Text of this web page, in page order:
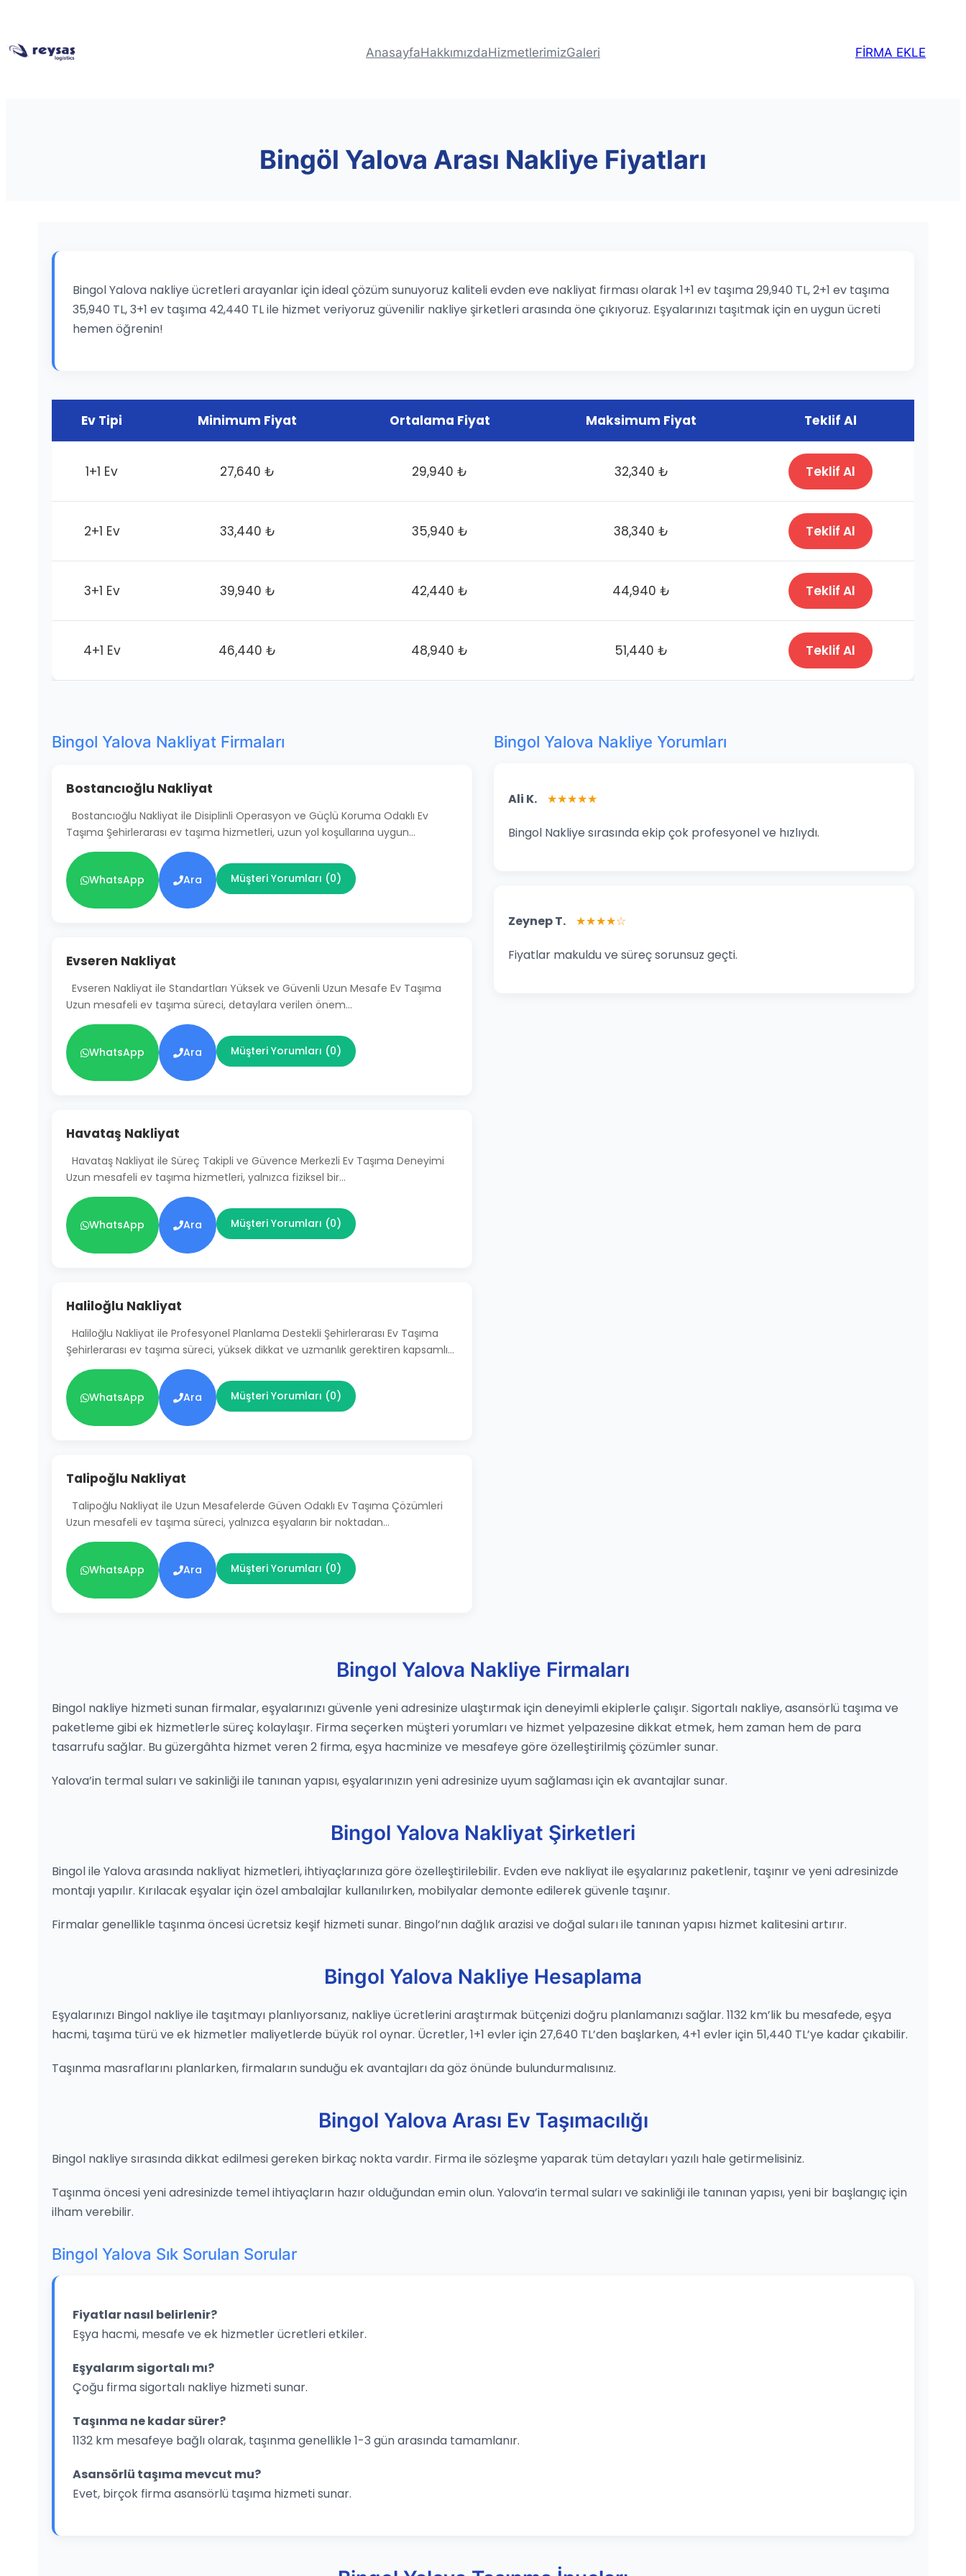
AnasayfaHakkımızdaHizmetlerimizGaleri FİRMA EKLE
Bingöl Yalova Arası Nakliye Fiyatları
Bingol Yalova nakliye ücretleri arayanlar için ideal çözüm sunuyoruz kaliteli evden eve nakliyat firması olarak 1+1 ev taşıma 29,940 TL, 2+1 ev taşıma
35,940 TL, 3+1 ev taşıma 42,440 TL ile hizmet veriyoruz güvenilir nakliye şirketleri arasında öne çıkıyoruz. Eşyalarınızı taşıtmak için en uygun ücreti
hemen öğrenin!
Ev Tipi Minimum Fiyat Ortalama Fiyat Maksimum Fiyat Teklif Al
1+1 Ev 27,640 ₺ 29,940 ₺ 32,340 ₺ Teklif Al
2+1 Ev 33,440 ₺ 35,940 ₺ 38,340 ₺ Teklif Al
3+1 Ev 39,940 ₺ 42,440 ₺ 44,940 ₺ Teklif Al
4+1 Ev 46,440 ₺ 48,940 ₺ 51,440 ₺ Teklif Al
Bingol Yalova Nakliyat Firmaları
Bostancıoğlu Nakliyat
Bostancıoğlu Nakliyat ile Disiplinli Operasyon ve Güçlü Koruma Odaklı Ev
Taşıma Şehirlerarası ev taşıma hizmetleri, uzun yol koşullarına uygun…
WhatsApp Ara Müşteri Yorumları (0)
Evseren Nakliyat
Evseren Nakliyat ile Standartları Yüksek ve Güvenli Uzun Mesafe Ev Taşıma
Uzun mesafeli ev taşıma süreci, detaylara verilen önem…
WhatsApp Ara Müşteri Yorumları (0)
Havataş Nakliyat
Havataş Nakliyat ile Süreç Takipli ve Güvence Merkezli Ev Taşıma Deneyimi
Uzun mesafeli ev taşıma hizmetleri, yalnızca fiziksel bir…
WhatsApp Ara Müşteri Yorumları (0)
Haliloğlu Nakliyat
Haliloğlu Nakliyat ile Profesyonel Planlama Destekli Şehirlerarası Ev Taşıma
Şehirlerarası ev taşıma süreci, yüksek dikkat ve uzmanlık gerektiren kapsamlı…
WhatsApp Ara Müşteri Yorumları (0)
Talipoğlu Nakliyat
Talipoğlu Nakliyat ile Uzun Mesafelerde Güven Odaklı Ev Taşıma Çözümleri
Uzun mesafeli ev taşıma süreci, yalnızca eşyaların bir noktadan…
WhatsApp Ara Müşteri Yorumları (0)
Bingol Yalova Nakliye Yorumları
Ali K. ★★★★★
Bingol Nakliye sırasında ekip çok profesyonel ve hızlıydı.
Zeynep T. ★★★★☆
Fiyatlar makuldu ve süreç sorunsuz geçti.
Bingol Yalova Nakliye Firmaları
Bingol nakliye hizmeti sunan firmalar, eşyalarınızı güvenle yeni adresinize ulaştırmak için deneyimli ekiplerle çalışır. Sigortalı nakliye, asansörlü taşıma ve
paketleme gibi ek hizmetlerle süreç kolaylaşır. Firma seçerken müşteri yorumları ve hizmet yelpazesine dikkat etmek, hem zaman hem de para
tasarrufu sağlar. Bu güzergâhta hizmet veren 2 firma, eşya hacminize ve mesafeye göre özelleştirilmiş çözümler sunar.
Yalova’in termal suları ve sakinliği ile tanınan yapısı, eşyalarınızın yeni adresinize uyum sağlaması için ek avantajlar sunar.
Bingol Yalova Nakliyat Şirketleri
Bingol ile Yalova arasında nakliyat hizmetleri, ihtiyaçlarınıza göre özelleştirilebilir. Evden eve nakliyat ile eşyalarınız paketlenir, taşınır ve yeni adresinizde
montajı yapılır. Kırılacak eşyalar için özel ambalajlar kullanılırken, mobilyalar demonte edilerek güvenle taşınır.
Firmalar genellikle taşınma öncesi ücretsiz keşif hizmeti sunar. Bingol’nın dağlık arazisi ve doğal suları ile tanınan yapısı hizmet kalitesini artırır.
Bingol Yalova Nakliye Hesaplama
Eşyalarınızı Bingol nakliye ile taşıtmayı planlıyorsanız, nakliye ücretlerini araştırmak bütçenizi doğru planlamanızı sağlar. 1132 km’lik bu mesafede, eşya
hacmi, taşıma türü ve ek hizmetler maliyetlerde büyük rol oynar. Ücretler, 1+1 evler için 27,640 TL’den başlarken, 4+1 evler için 51,440 TL’ye kadar çıkabilir.
Taşınma masraflarını planlarken, firmaların sunduğu ek avantajları da göz önünde bulundurmalısınız.
Bingol Yalova Arası Ev Taşımacılığı
Bingol nakliye sırasında dikkat edilmesi gereken birkaç nokta vardır. Firma ile sözleşme yaparak tüm detayları yazılı hale getirmelisiniz.
Taşınma öncesi yeni adresinizde temel ihtiyaçların hazır olduğundan emin olun. Yalova’in termal suları ve sakinliği ile tanınan yapısı, yeni bir başlangıç için
ilham verebilir.
Bingol Yalova Sık Sorulan Sorular
Fiyatlar nasıl belirlenir?
Eşya hacmi, mesafe ve ek hizmetler ücretleri etkiler.
Eşyalarım sigortalı mı?
Çoğu firma sigortalı nakliye hizmeti sunar.
Taşınma ne kadar sürer?
1132 km mesafeye bağlı olarak, taşınma genellikle 1-3 gün arasında tamamlanır.
Asansörlü taşıma mevcut mu?
Evet, birçok firma asansörlü taşıma hizmeti sunar.